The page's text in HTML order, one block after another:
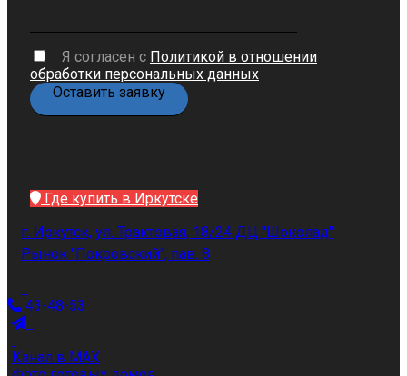
Я согласен с Политикой в отношении
обработки персональных данных
Где купить в Иркутске
г. Иркутск, ул. Трактовая, 18/24 ДЦ "Шоколад"
Рынок "Покровский", пав. 8
43-48-53
Канал в MAX